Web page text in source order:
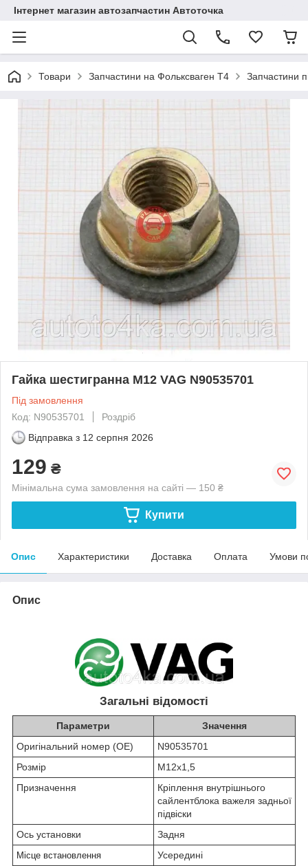
Інтернет магазин автозапчастин Автоточка
Товари Запчастини на Фольксваген Т4 Запчастини
Гайка шестигранна M12 VAG N90535701
Під замовлення
Код: N90535701
Роздріб
Відправка з 12 серпня 2026
129 ₴
Мінімальна сума замовлення на сайті — 150 ₴
Купити
Опис Характеристики Доставка Оплата Умови
Опис
Загальні відомості
Параметри
Значення
Оригінальний номер (OE)
N90535701
Розмір
М12х1,5
Призначення
Кріплення внутрішнього
сайлентблока важеля задньої
підвіски
Ось установки
Задня
Місце встановлення
Усередині